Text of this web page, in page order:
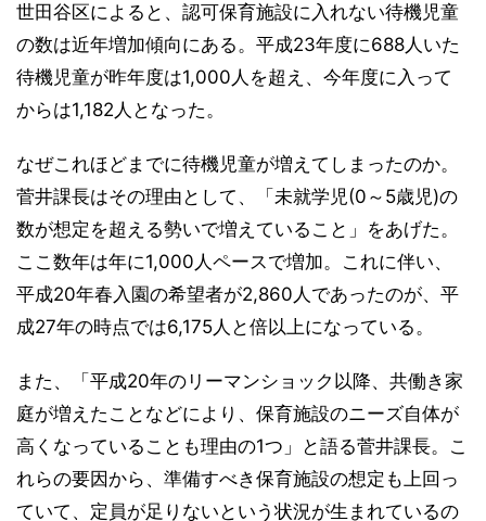
世田谷区によると、認可保育施設に入れない待機児童
の数は近年増加傾向にある。平成23年度に688人いた
待機児童が昨年度は1,000人を超え、今年度に入って
からは1,182人となった。
なぜこれほどまでに待機児童が増えてしまったのか。
菅井課長はその理由として、「未就学児(0～5歳児)の
数が想定を超える勢いで増えていること」をあげた。
ここ数年は年に1,000人ペースで増加。これに伴い、
平成20年春入園の希望者が2,860人であったのが、平
成27年の時点では6,175人と倍以上になっている。
また、「平成20年のリーマンショック以降、共働き家
庭が増えたことなどにより、保育施設のニーズ自体が
高くなっていることも理由の1つ」と語る菅井課長。こ
れらの要因から、準備すべき保育施設の想定も上回っ
ていて、定員が足りないという状況が生まれているの